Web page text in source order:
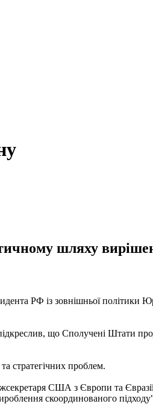
шляху
РФ із зовнішньої політики
що Сполучені Штати
стратегічних проблем.
США з Європи та
скоординованого